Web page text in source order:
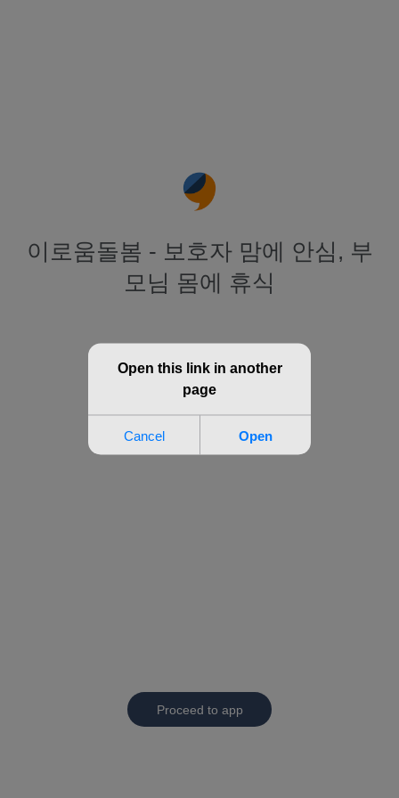
이로움돌봄 - 보호자 맘에 안심, 부
모님 몸에 휴식
Proceed to app